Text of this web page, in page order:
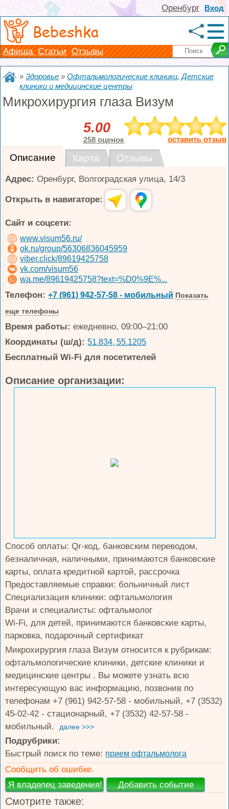
Вход
Оренбург
Bebeshka
Афиша Статьи Отзывы
»Здоровье »Офтальмологические клиники,Детские
клиники и медицинские центры
Микрохирургия глаза Визум
5.00
258 оценок оставить отзыв
Описание Карта Отзывы
Адрес: Оренбург, Волгоградская улица, 14/3
Открыть в навигаторе:
Сайт и соцсети:
www.visum56.ru/
ok.ru/group/56306836045959
viber.click/89619425758
vk.com/visum56
wa.me/89619425758?text=%D0%9E%...
Телефон: +7 (961) 942-57-58 - мобильный Показать
еще телефоны
Время работы: ежедневно, 09:00–21:00
Координаты (ш/д): 51.834, 55.1205
Бесплатный Wi-Fi для посетителей
Описание организации:
Способ оплаты: Qr-код, банковским переводом,
безналичная, наличными, принимаются банковские
карты, оплата кредитной картой, рассрочка
Предоставляемые справки: больничный лист
Специализация клиники: офтальмология
Врачи и специалисты: офтальмолог
Wi-Fi, для детей, принимаются банковские карты,
парковка, подарочный сертификат
Микрохирургия глаза Визум относится к рубрикам:
офтальмологические клиники, детские клиники и
медицинские центры . Вы можете узнать всю
интересующую вас информацию, позвонив по
телефонам +7 (961) 942-57-58 - мобильный, +7 (3532)
45-02-42 - стационарный, +7 (3532) 42-57-58 -
мобильный.
далее >>>
Подрубрики:
Быстрый поиск по теме: прием офтальмолога
Сообщить об ошибке.
Смотрите также: